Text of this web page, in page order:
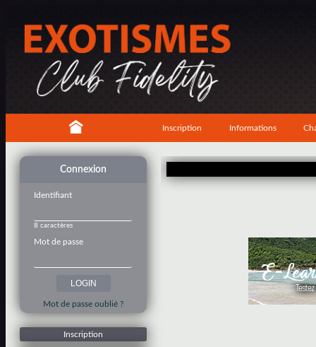
Inscription Informations
Connexion
Identifiant
8 caractères
Mot de passe
Mot de passe oublié ?
Inscription